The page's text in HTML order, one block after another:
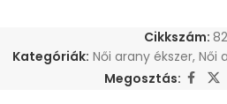
Cikkszám:
Kategóriák: Női arany ékszer, Női
Megosztás: